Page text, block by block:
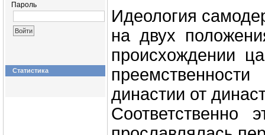
Пароль
Статистика
Идеология
на двух
происхождении
преемственности
династии от
Соответственно